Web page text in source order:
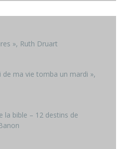
», Ruth Druart
de ma vie tomba un mardi »,
la bible – 12 destins de